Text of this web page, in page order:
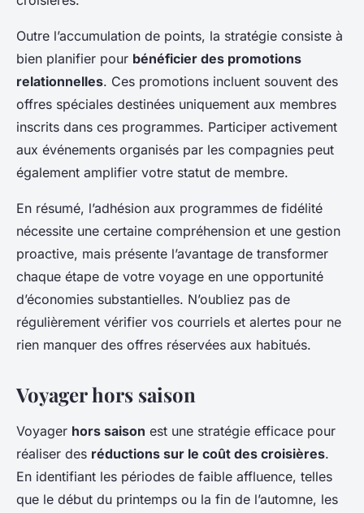
Outre l’accumulation de points, la stratégie consiste à
bien planifier pour bénéficier des promotions
relationnelles. Ces promotions incluent souvent des
offres spéciales destinées uniquement aux membres
inscrits dans ces programmes. Participer activement
aux événements organisés par les compagnies peut
également amplifier votre statut de membre.
En résumé, l’adhésion aux programmes de fidélité
nécessite une certaine compréhension et une gestion
proactive, mais présente l’avantage de transformer
chaque étape de votre voyage en une opportunité
d’économies substantielles. N’oubliez pas de
régulièrement vérifier vos courriels et alertes pour ne
rien manquer des offres réservées aux habitués.
Voyager hors saison
Voyager hors saison est une stratégie efficace pour
réaliser des réductions sur le coût des croisières.
En identifiant les périodes de faible affluence, telles
que le début du printemps ou la fin de l’automne, les